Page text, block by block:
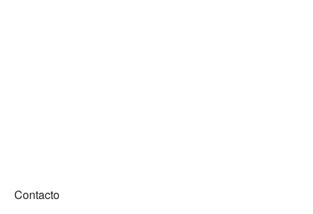
Contacto